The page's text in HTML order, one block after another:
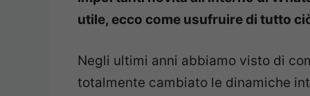
utile, ecco come usufruire di tutto
Negli ultimi anni abbiamo visto di
totalmente cambiato le dinamiche